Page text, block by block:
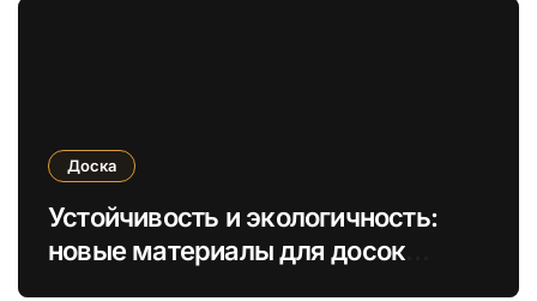
Доска
Устойчивость и экологичность:
новые материалы для досок